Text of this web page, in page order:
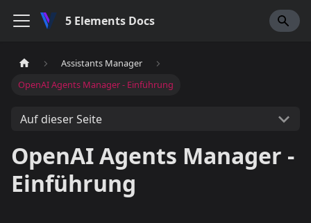
5 Elements Docs
Assistants Manager
OpenAI Agents Manager - Einführung
Auf dieser Seite
OpenAI Agents Manager -
Einführung